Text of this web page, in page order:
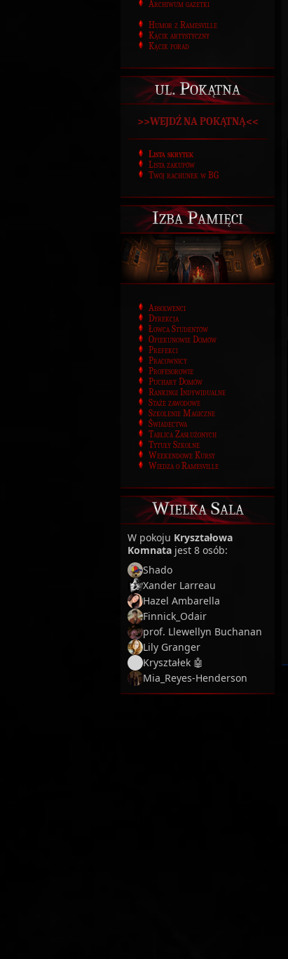
Archiwum gazetki
Humor z Ramesville
Kącik artystyczny
Kącik porad
ul. Pokątna
>>WEJDŹ NA POKĄTNĄ<<
Lista skrytek
Lista zakupów
Twój rachunek w BG
Izba Pamięci
Absolwenci
Dyrekcja
Łowca Studentów
Opiekunowie Domów
Prefekci
Pracownicy
Profesorowie
Puchary Domów
Rankingi Indywidualne
Staże zawodowe
Szkolenie Magiczne
Świadectwa
Tablica Zasłużonych
Tytuły Szkolne
Weekendowe Kursy
Wiedza o Ramesville
Wielka Sala
W pokoju Kryształowa
Komnata jest 8 osób:
Shado
Xander Larreau
Hazel Ambarella
Finnick_Odair
prof. Llewellyn Buchanan
Lily Granger
Kryształek 🤖
Mia_Reyes-Henderson